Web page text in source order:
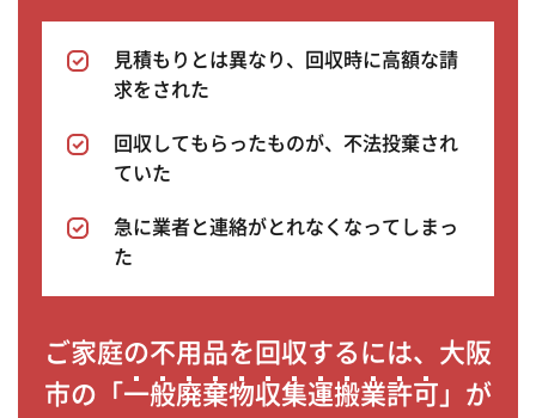
見積もりとは異なり、回収時に高額な請
求をされた
回収してもらったものが、不法投棄され
ていた
急に業者と連絡がとれなくなってしまっ
た
ご家庭の不用品を回収するには、大阪
市の「 一般廃棄物収集運搬業許可 」が